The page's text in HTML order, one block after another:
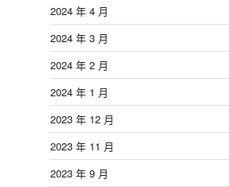
2024 年 4 月
2024 年 3 月
2024 年 2 月
2024 年 1 月
2023 年 12 月
2023 年 11 月
2023 年 9 月